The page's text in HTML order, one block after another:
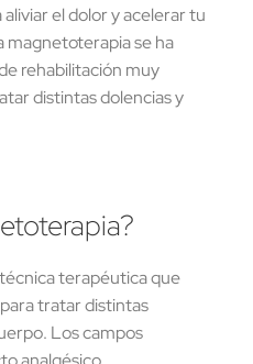
el dolor y acelerar tu
magnetoterapia se ha
rehabilitación muy
distintas dolencias y
terapéutica que
tratar distintas
Los campos